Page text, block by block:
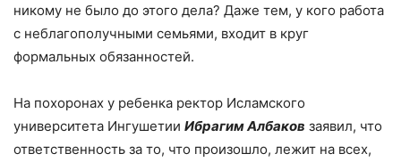
никому не было до этого дела? Даже тем, у кого работа
с неблагополучными семьями, входит в круг
формальных обязанностей.
На похоронах у ребенка ректор Исламского
университета Ингушетии Ибрагим Албаков заявил, что
ответственность за то, что произошло, лежит на всех,